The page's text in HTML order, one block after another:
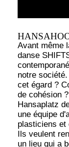
Avant même
danse
notre
cet égard ?
de cohésion ?
Hansaplatz
une équipe
plasticiens et
Ils veulent
un lieu qui a